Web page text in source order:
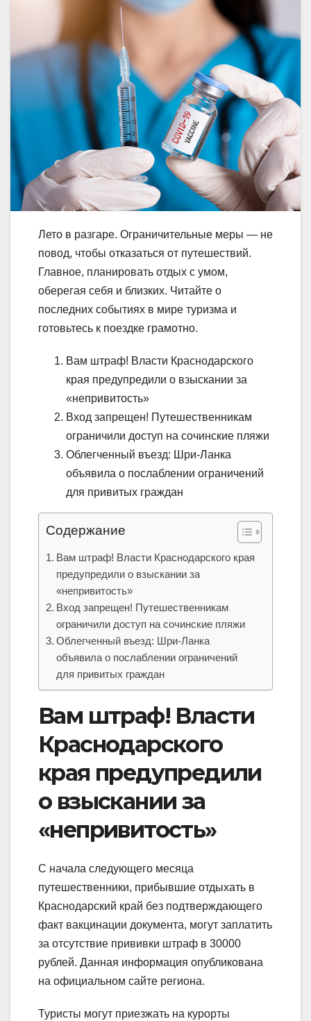
Лето в разгаре. Ограничительные меры — не
повод, чтобы отказаться от путешествий.
Главное, планировать отдых с умом,
оберегая себя и близких. Читайте о
последних событиях в мире туризма и
готовьтесь к поездке грамотно.
Вам штраф! Власти Краснодарского
края предупредили о взыскании за
«непривитость»
Вход запрещен! Путешественникам
ограничили доступ на сочинские пляжи
Облегченный въезд: Шри-Ланка
объявила о послаблении ограничений
для привитых граждан
Содержание
Вам штраф! Власти Краснодарского края
предупредили о взыскании за
«непривитость»
Вход запрещен! Путешественникам
ограничили доступ на сочинские пляжи
Облегченный въезд: Шри-Ланка
объявила о послаблении ограничений
для привитых граждан
Вам штраф! Власти
Краснодарского
края предупредили
о взыскании за
«непривитость»
С начала следующего месяца
путешественники, прибывшие отдыхать в
Краснодарский край без подтверждающего
факт вакцинации документа, могут заплатить
за отсутствие прививки штраф в 30000
рублей. Данная информация опубликована
на официальном сайте региона.
Туристы могут приезжать на курорты